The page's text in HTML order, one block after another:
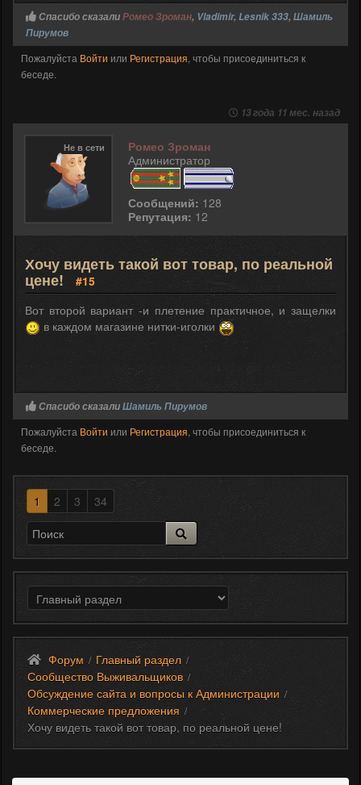
Спасибо сказалиРомео Зроман, Vladimir, Lesnik 333, Шамиль
Пирумов
Пожалуйста Войти или Регистрация, чтобы присоединиться к
беседе.
13 года 11 мес. назад
Не в сети
Ромео Зроман
Администратор
Сообщений: 128
Репутация: 12
Хочу видеть такой вот товар, по реальной
цене!
#15
Вот второй вариант -и плетение практичное, и защелки
в каждом магазине нитки-иголки
Спасибо сказалиШамиль Пирумов
Пожалуйста Войти или Регистрация, чтобы присоединиться к
беседе.
1 2 3 34
Форум / Главный раздел /
Сообщество Выживальщиков /
Обсуждение сайта и вопросы к Администрации /
Коммерческие предложения /
Хочу видеть такой вот товар, по реальной цене!